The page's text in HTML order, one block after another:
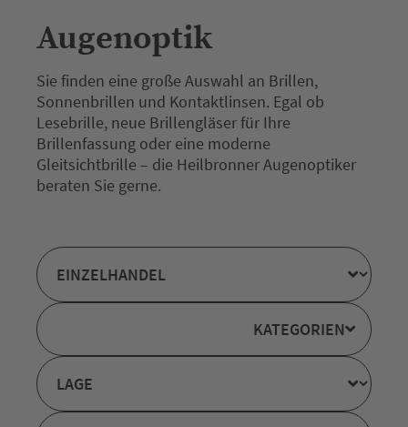
Augenoptik
Sie finden eine große Auswahl an Brillen,
Sonnenbrillen und Kontaktlinsen. Egal ob
Lesebrille, neue Brillengläser für Ihre
Brillenfassung oder eine moderne
Gleitsichtbrille – die Heilbronner Augenoptiker
beraten Sie gerne.
KATEGORIEN